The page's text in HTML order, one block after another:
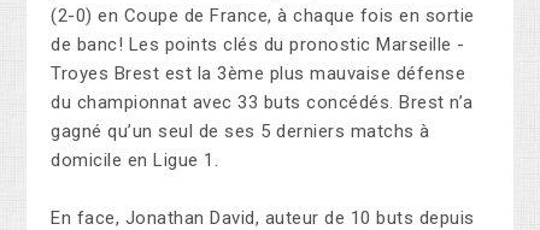
(2-0) en Coupe de France, à chaque fois en sortie
de banc! Les points clés du pronostic Marseille -
Troyes Brest est la 3ème plus mauvaise défense
du championnat avec 33 buts concédés. Brest n’a
gagné qu’un seul de ses 5 derniers matchs à
domicile en Ligue 1.
En face, Jonathan David, auteur de 10 buts depuis